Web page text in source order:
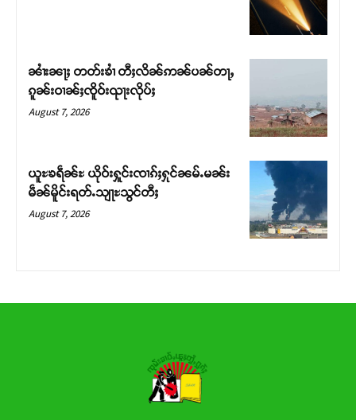
တႃႇႁႂ်ႈသဵင်ၵၢင်ၸႂ်ၵူၼ်းမိူင်း ၵူႈတီႈၵူႈလႅၼ်ပေႃးတေၸွ
တ်ႇ တူဝ်ႈလုမ်ႈၾႃႉၼၼ်ႉ ၶဝ်ႈႁူမ်ႈၵမ်ႉထႅမ် ၸုမ်းၶၢ
Donate Now
ၼၢႆးၼႃႈ တတ်းၶၢႆ တီႈလိၼ်ဢၼ်ပၼ်တႃႇ
ၵူၼ်းဝၢၼ်ႈၸိူဝ်းၺႃးလိုပ်ႈ
August 7, 2026
ယူႊၶရဵၼ်ႊ ယိုဝ်းႁူင်းၸၢၵ်ႈႁုင်ၼမ်ႉမၼ်း
မဵၼ်မိူင်းရတ်ႉသျႃႊသွင်တီႈ
August 7, 2026